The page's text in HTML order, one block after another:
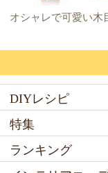
オシャレで可愛い木
DIYレシピ
特集
ランキング